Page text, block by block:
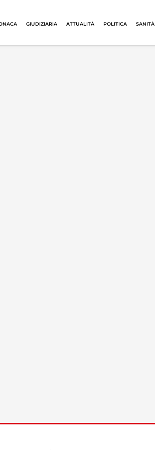
GIUDIZIARIA ATTUALITÀ POLITICA SANITÀ